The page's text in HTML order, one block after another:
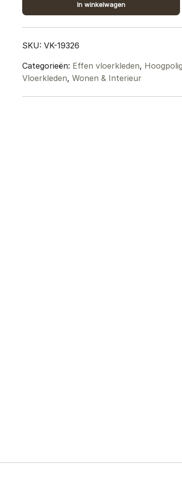
5529
-
230
330
cm
In winkelwagen
SKU: VK-19326
Categorieën: Effen vloerkleden,
Vloerkleden, Wonen & Interieur